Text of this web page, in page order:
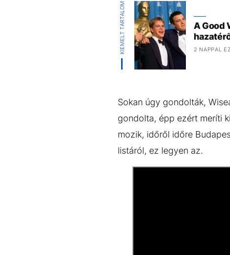
KIEMELT TARTALOM
A Good
2 NAPPAL
Sokan úgy gondolták,
gondolta, épp ezért meríti
mozik, időről időre
listáról, ez legyen az.